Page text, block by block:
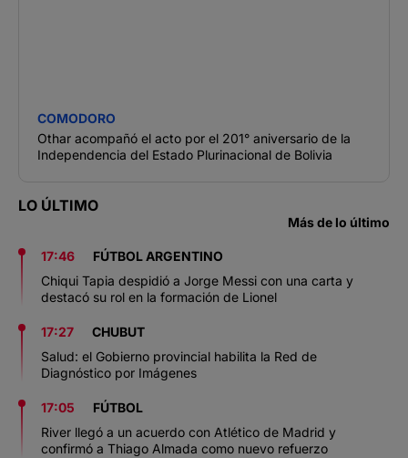
COMODORO
Othar acompañó el acto por el 201° aniversario de la
Independencia del Estado Plurinacional de Bolivia
LO ÚLTIMO
Más de lo último
17:46
FÚTBOL ARGENTINO
Chiqui Tapia despidió a Jorge Messi con una carta y
destacó su rol en la formación de Lionel
17:27
CHUBUT
Salud: el Gobierno provincial habilita la Red de
Diagnóstico por Imágenes
17:05
FÚTBOL
River llegó a un acuerdo con Atlético de Madrid y
confirmó a Thiago Almada como nuevo refuerzo